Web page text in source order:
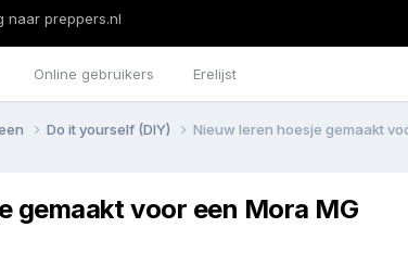
Online gebruikers Erelijst
naar preppers.nl
Do it yourself (DIY) Nieuw leren hoesje gemaakt
gemaakt voor een Mora MG